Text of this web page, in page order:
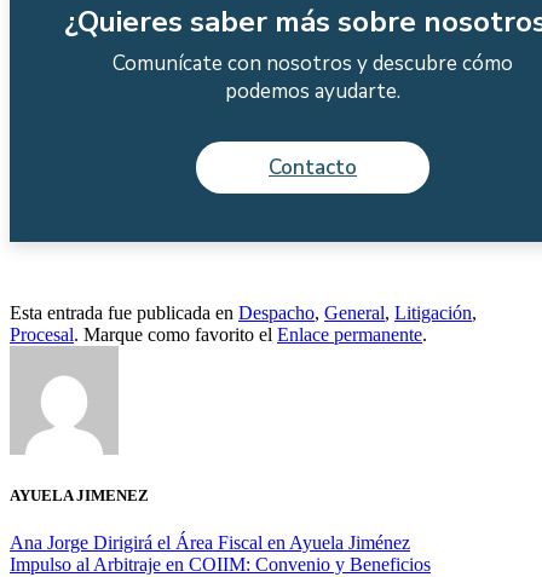
¿Quieres saber más sobre
Comunícate con nosotros y descubre cómo
podemos ayudarte.
Contacto
Esta entrada fue publicada en Despacho, General, Litigación,
Procesal. Marque como favorito el Enlace permanente.
AYUELA JIMENEZ
Ana Jorge Dirigirá el Área Fiscal en Ayuela Jiménez
Impulso al Arbitraje en COIIM: Convenio y Beneficios